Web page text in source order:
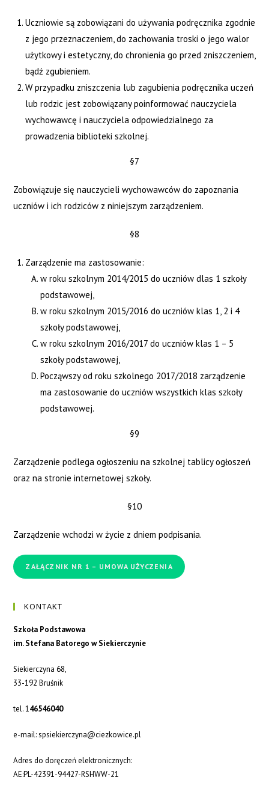
Uczniowie są zobowiązani do używania podręcznika zgodnie
z jego przeznaczeniem, do zachowania troski o jego walor
użytkowy i estetyczny, do chronienia go przed zniszczeniem,
bądź zgubieniem.
W przypadku zniszczenia lub zagubienia podręcznika uczeń
lub rodzic jest zobowiązany poinformować nauczyciela
wychowawcę i nauczyciela odpowiedzialnego za
prowadzenia biblioteki szkolnej.
§7
Zobowiązuje się nauczycieli wychowawców do zapoznania
uczniów i ich rodziców z niniejszym zarządzeniem.
§8
Zarządzenie ma zastosowanie:
w roku szkolnym 2014/2015 do uczniów dlas 1 szkoły
podstawowej,
w roku szkolnym 2015/2016 do uczniów klas 1, 2 i 4
szkoły podstawowej,
w roku szkolnym 2016/2017 do uczniów klas 1 – 5
szkoły podstawowej,
Począwszy od roku szkolnego 2017/2018 zarządzenie
ma zastosowanie do uczniów wszystkich klas szkoły
podstawowej.
§9
Zarządzenie podlega ogłoszeniu na szkolnej tablicy ogłoszeń
oraz na stronie internetowej szkoły.
§10
Zarządzenie wchodzi w życie z dniem podpisania.
ZAŁĄCZNIK NR 1 – UMOWA UŻYCZENIA
KONTAKT
Szkoła Podstawowa
im. Stefana Batorego w Siekierczynie
Siekierczyna 68,
33-192 Bruśnik
tel. 146546040
e-mail: spsiekierczyna@ciezkowice.pl
Adres do doręczeń elektronicznych:
AE:PL-42391-94427-RSHWW-21